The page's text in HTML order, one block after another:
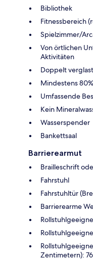
Bibliothek
Fitnessbereich
Spielzimmer/
Von örtlichen
Aktivitäten
Doppelt
Mindestens
Umfassende
Kein
Wasserspender
Bankettsaal
Barrierearmut
Brailleschrift
Fahrstuhl
Fahrstuhltür
Barrierearme
Zentimetern): 76